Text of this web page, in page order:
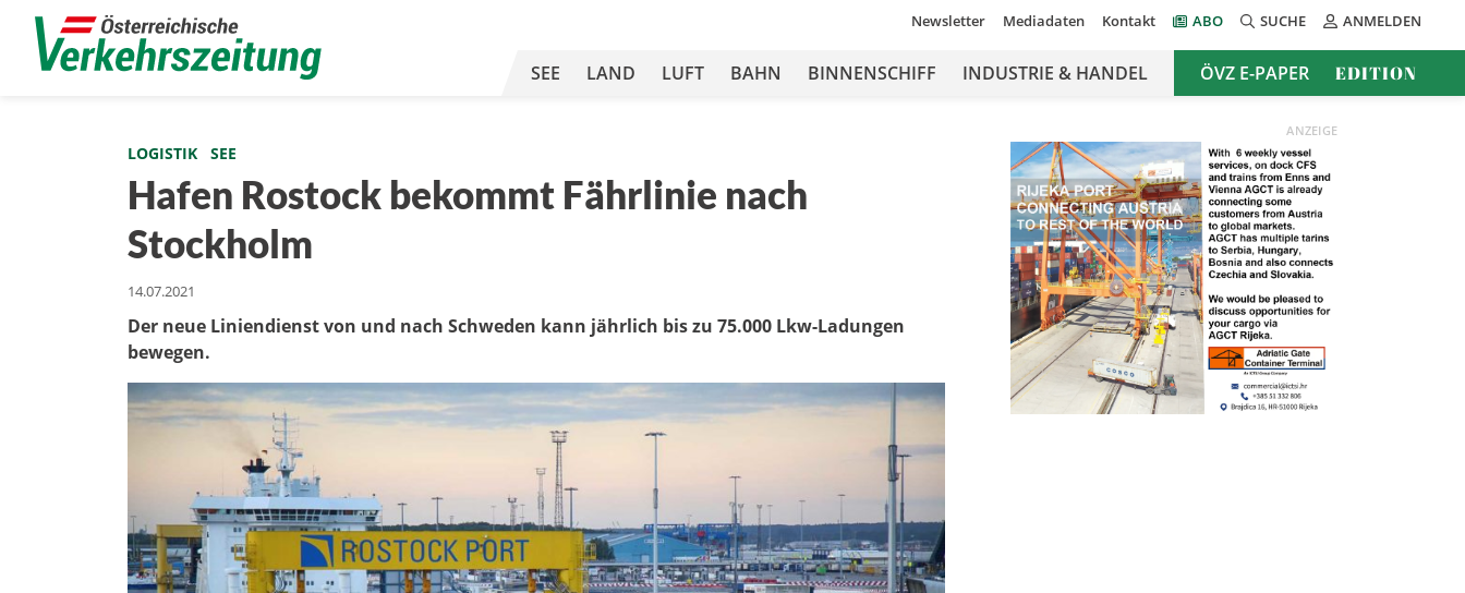
Newsletter Mediadaten Kontakt ABO SUCHE ANMELDEN
SEE LAND LUFT BAHN BINNENSCHIFF INDUSTRIE & HANDEL ÖVZ E-PAPER EDITION
LOGISTIK SEE
Hafen Rostock bekommt Fährlinie nach
Stockholm
14.07.2021
Der neue Liniendienst von und nach Schweden kann jährlich bis zu 75.000 Lkw-Ladungen
bewegen.
ANZEIGE